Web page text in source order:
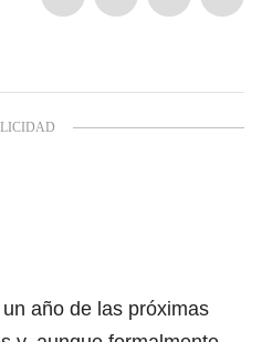
año de las próximas